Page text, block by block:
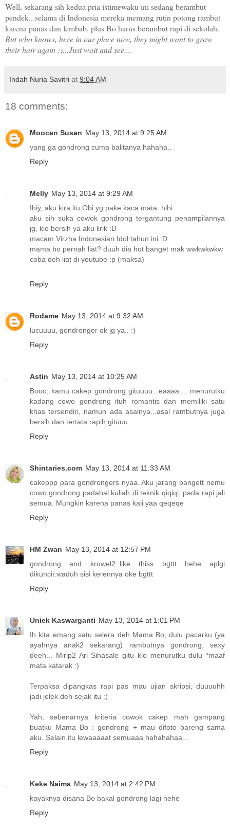
Well, sekarang sih kedua pria istimewaku ini sedang berambut
pendek...selama di Indonesia mereka memang rutin potong rambut
karena panas dan lembab, plus Bo harus berambut rapi di sekolah.
But who knows, here in our place now, they might want to grow
their hair again :)...Just wait and see....
Indah Nuria Savitri at 9:04 AM
18 comments:
Moocen Susan May 13, 2014 at 9:25 AM
yang ga gondrong cuma balitanya hahaha..
Reply
Melly May 13, 2014 at 9:29 AM
Ihiy, aku kira itu Obi yg pake kaca mata..hihi
aku sih suka cowok gondrong tergantung penampilannya
jg, klo bersih ya aku lirik :D
macam Virzha Indonesian Idol tahun ini :D
mama bo pernah liat? duuh dia hot banget mak wwkwkwkw
coba deh liat di youtube :p (maksa)
Reply
Rodame May 13, 2014 at 9:32 AM
lucuuuu, gondronger ok jg ya.. :)
Reply
Astin May 13, 2014 at 10:25 AM
Booo, kamu cakep gondrong gituuuu...eaaaa.... menurutku
kadang cowo gondrong ituh romantis dan memiliki satu
khas tersendiri, namun ada asalnya...asal rambutnya juga
bersih dan tertata rapih gituuu
Reply
Shintaries.com May 13, 2014 at 11:33 AM
cakeppp para gondrongers nyaa. Aku jarang bangett nemu
cowo gondrong padahal kuliah di teknik qiqiqi, pada rapi jali
semua. Mungkin karena panas kali yaa qeqeqe
Reply
HM Zwan May 13, 2014 at 12:57 PM
gondrong and kruwel2..like thiss bgttt hehe....aplgi
dikuncir.waduh sisi kerennya oke bgttt
Reply
Uniek Kaswarganti May 13, 2014 at 1:01 PM
Ih kita emang satu selera deh Mama Bo, dulu pacarku (ya
ayahnya anak2 sekarang) rambutnya gondrong, sexy
deeh... Mirip2 Ari Sihasale gitu klo menurutku dulu *maaf
mata katarak :)
Terpaksa dipangkas rapi pas mau ujian skripsi, duuuuhh
jadi jelek deh sejak itu :(
Yah, sebenarnya kriteria cowok cakep mah gampang
buatku Mama Bo : gondrong + mau difoto bareng sama
aku. Selain itu lewaaaaat semuaaa hahahahaa...
Reply
Keke Naima May 13, 2014 at 2:42 PM
kayaknya disana Bo bakal gondrong lagi hehe
Reply